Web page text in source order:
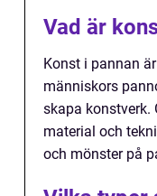
Vad är
Konst i pannan
människors
skapa konstverk.
material och
och mönster på